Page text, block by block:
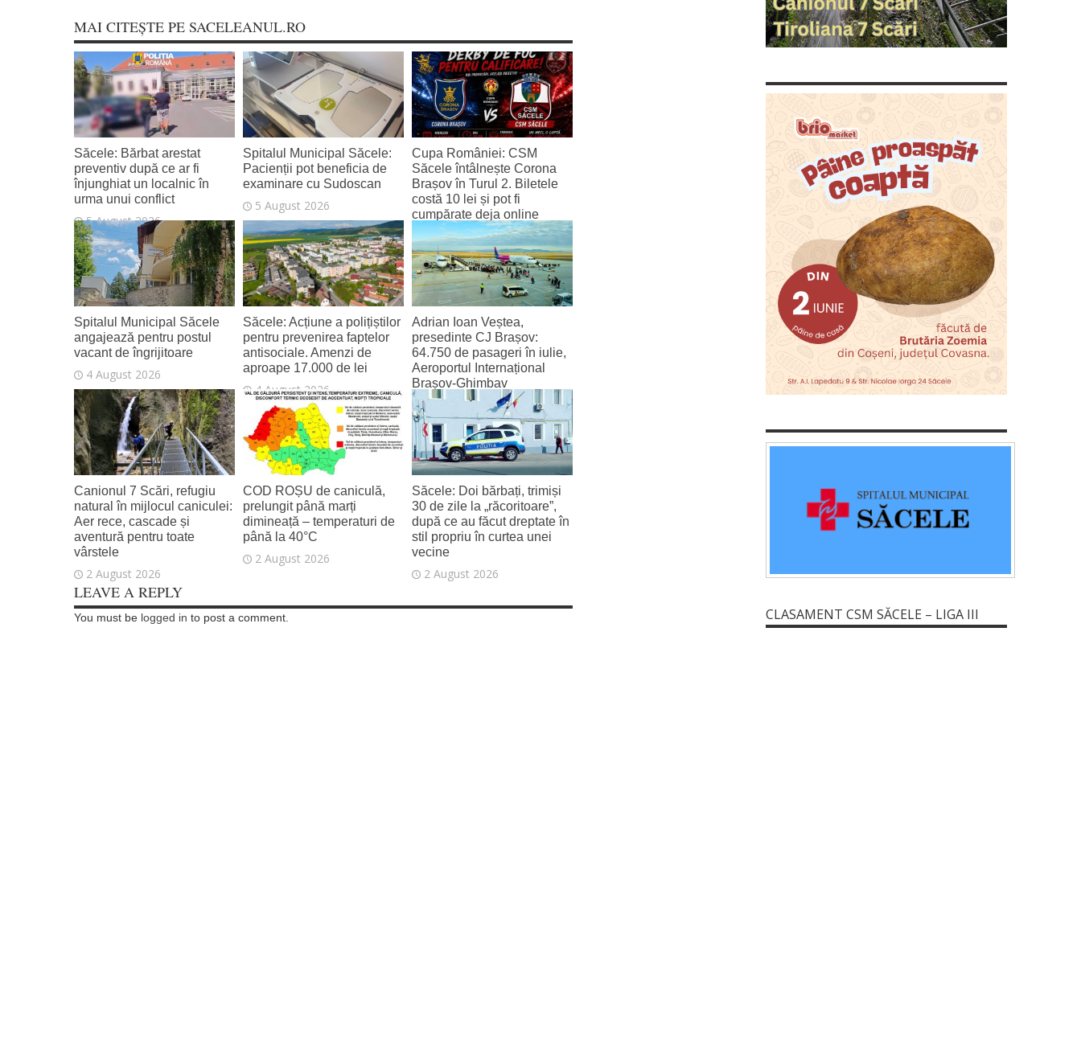
MAI CITEȘTE PE SACELEANUL.RO
Săcele: Bărbat arestat
preventiv după ce ar fi
înjunghiat un localnic în
urma unui conflict
5 August 2026
Spitalul Municipal Săcele:
Pacienții pot beneficia de
examinare cu Sudoscan
5 August 2026
Cupa României: CSM
Săcele întâlnește Corona
Brașov în Turul 2. Biletele
costă 10 lei și pot fi
cumpărate deja online
4 August 2026
Spitalul Municipal Săcele
angajează pentru postul
vacant de îngrijitoare
4 August 2026
Săcele: Acțiune a polițiștilor
pentru prevenirea faptelor
antisociale. Amenzi de
aproape 17.000 de lei
4 August 2026
Adrian Ioan Veștea,
presedinte CJ Brașov:
64.750 de pasageri în iulie,
Aeroportul Internațional
Brașov‑Ghimbav
înregistrează cel mai bun
trafic lunar de la deschidere
2 August 2026
Canionul 7 Scări, refugiu
natural în mijlocul caniculei:
Aer rece, cascade și
aventură pentru toate
vârstele
2 August 2026
COD ROȘU de caniculă,
prelungit până marți
dimineață – temperaturi de
până la 40°C
2 August 2026
Săcele: Doi bărbați, trimiși
30 de zile la „răcoritoare”,
după ce au făcut dreptate în
stil propriu în curtea unei
vecine
2 August 2026
LEAVE A REPLY
You must be logged in to post a comment. CLASAMENT CSM SĂCELE – LIGA III